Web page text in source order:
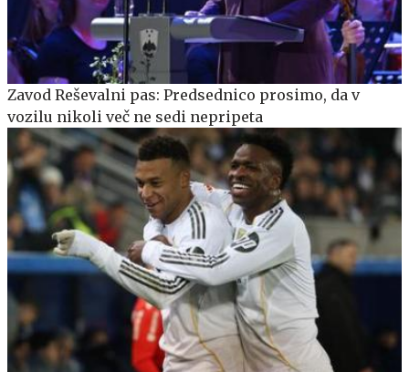
Zavod Reševalni pas: Predsednico prosimo, da v
vozilu nikoli več ne sedi nepripeta